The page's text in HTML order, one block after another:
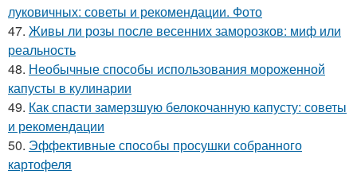
луковичных: советы и рекомендации. Фото
47. Живы ли розы после весенних заморозков: миф или
реальность
48. Необычные способы использования мороженной
капусты в кулинарии
49. Как спасти замерзшую белокочанную капусту: советы
и рекомендации
50. Эффективные способы просушки собранного
картофеля